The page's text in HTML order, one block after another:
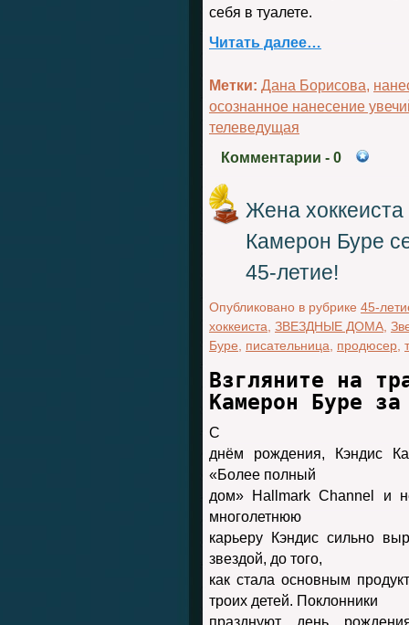
себя в туалете.
Читать далее…
Метки: Дана Борисова,
осознанное нанесение
телеведущая
Комментарии - 0
Жена
Камерон Буре
45-летие!
Опубликовано в рубрике 45-
хоккеиста ЗВЕЗДНЫЕ ДОМА
Буре
писательница продюсер
Взгляните на
Камерон Буре
С
днём рождения, Кэндис
«Более полный
дом» Hallmark Channel и
многолетнюю
карьеру Кэндис сильно
звездой, до того,
как стала основным
троих детей. Поклонники
празднуют день